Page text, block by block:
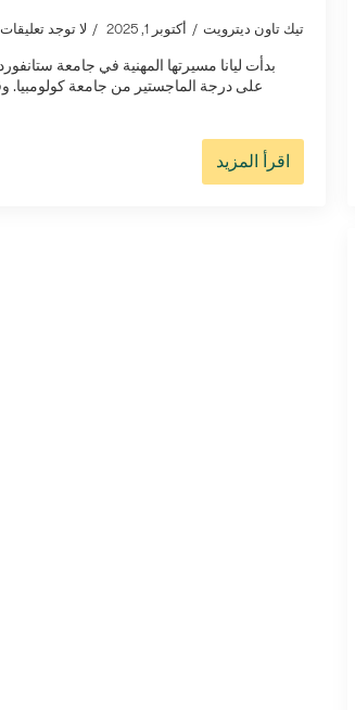
تيك تاون ديترويت أكتوبر 1, 2025 لا توجد تعليقات
بدأت ليانا مسيرتها المهنية في جامعة
على درجة الماجستير من جامعة
اقرأ المزيد